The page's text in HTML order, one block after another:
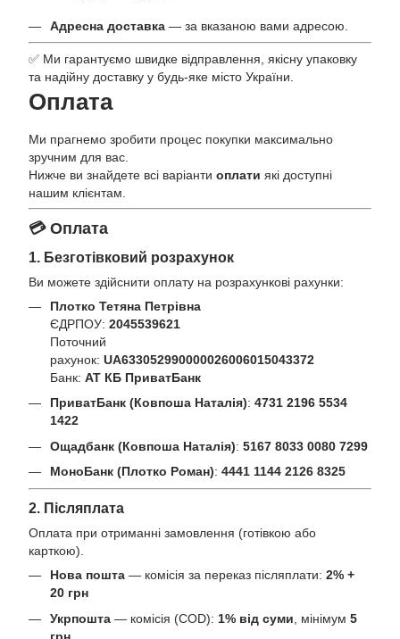
Адресна доставка — за вказаною вами адресою.
✅ Ми гарантуємо швидке відправлення, якісну упаковку
та надійну доставку у будь-яке місто України.
Оплата
Ми прагнемо зробити процес покупки максимально
зручним для вас.
Нижче ви знайдете всі варіанти оплати які доступні
нашим клієнтам.
💳 Оплата
1. Безготівковий розрахунок
Ви можете здійснити оплату на розрахункові рахунки:
Плотко Тетяна Петрівна
ЄДРПОУ: 2045539621
Поточний
рахунок: UA633052990000026006015043372
Банк: АТ КБ ПриватБанк
ПриватБанк (Ковпоша Наталія): 4731 2196 5534
1422
Ощадбанк (Ковпоша Наталія): 5167 8033 0080 7299
МоноБанк (Плотко Роман): 4441 1144 2126 8325
2. Післяплата
Оплата при отриманні замовлення (готівкою або
карткою).
Нова пошта — комісія за переказ післяплати: 2% +
20 грн
Укрпошта — комісія (COD): 1% від суми , мінімум 5
грн